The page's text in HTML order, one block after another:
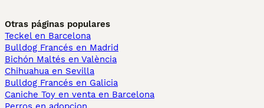
Otras páginas populares
Teckel en Barcelona
Bulldog Francés en Madrid
Bichón Maltés en València
Chihuahua en Sevilla
Bulldog Francés en Galicia
Caniche Toy en venta en Barcelona